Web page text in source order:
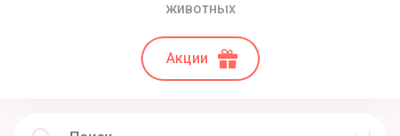
животных
Акции